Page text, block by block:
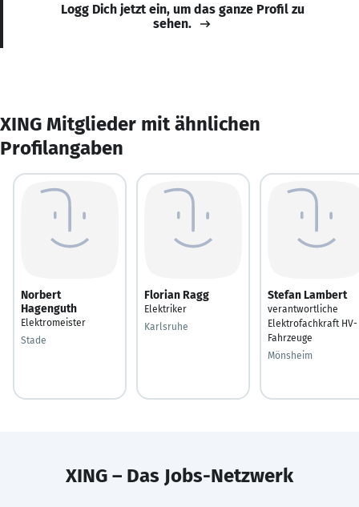
Logg Dich jetzt ein, um das ganze Profil zu
sehen.
XING Mitglieder mit ähnlichen
Profilangaben
Norbert
Hagenguth
Elektromeister
Stade
Florian Ragg
Elektriker
Karlsruhe
Stefan Lambert
verantwortliche
Elektrofachkraft HV-
Fahrzeuge
Mönsheim
XING – Das Jobs-Netzwerk